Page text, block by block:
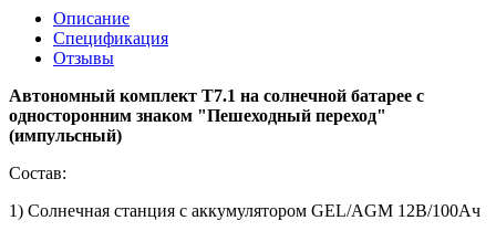
Описание
Спецификация
Отзывы
Автономный комплект Т7.1 на солнечной батарее с
односторонним знаком "Пешеходный переход"
(импульсный)
Состав:
1) Солнечная станция с аккумулятором GEL/AGM 12В/100Ач